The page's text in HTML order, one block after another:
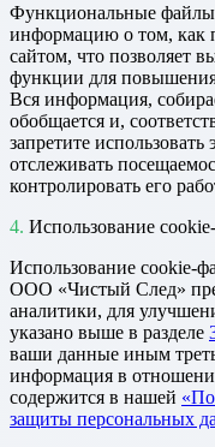
Функциональные
информацию о том, как
сайтом, что позволяет
функции для повышения
Вся информация,
обобщается и,
запретите
отслеживать
контролировать его
Использование
Использование cookie-
ООО «Чистый След»
аналитики, для
указано выше в разделе
ваши данные иным
информация в
содержится в нашей
защиты персональных